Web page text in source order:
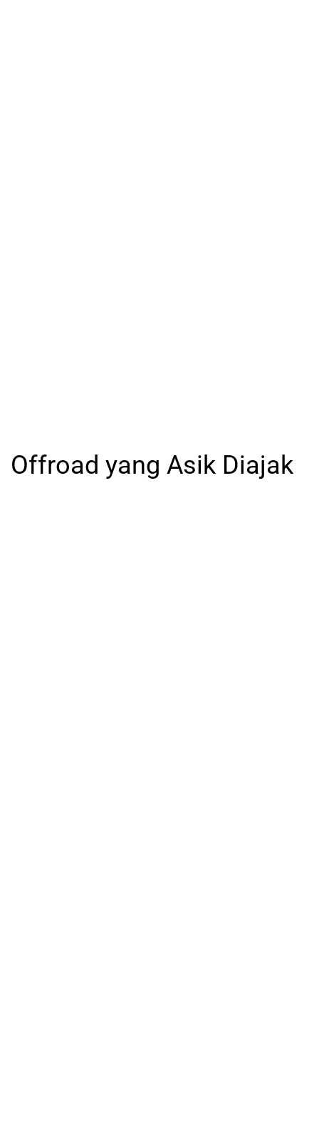
Offroad yang Asik Diajak